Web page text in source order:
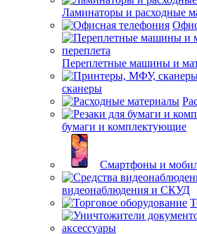
Ламинаторы и расходные
Переплетные машины и
сканеры
бумаги и комплектующие
Смартфоны и
видеонаблюдения и СКУД